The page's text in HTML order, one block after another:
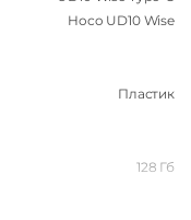
Hoco UD10 Wise
Пластик
128 Гб